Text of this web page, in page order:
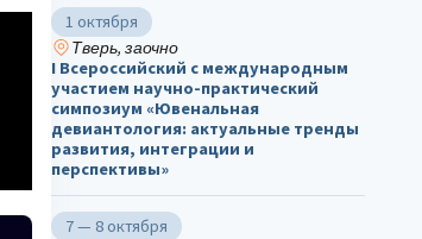
1 октября
Тверь, заочно
I Всероссийский с международным
участием научно-практический
симпозиум «Ювенальная
девиантология: актуальные тренды
развития, интеграции и
перспективы»
7 — 8 октября